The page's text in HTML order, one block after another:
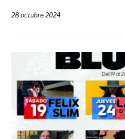
28 octubre 2024